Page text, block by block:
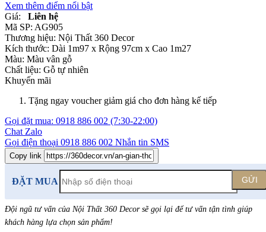
Xem thêm điểm nổi bật
Giá:
Liên hệ
Mã SP: AG905
Thương hiệu: Nội Thất 360 Decor
Kích thước: Dài 1m97 x Rộng 97cm x Cao 1m27
Màu: Màu vân gỗ
Chất liệu: Gỗ tự nhiên
Khuyến mãi
Tặng ngay voucher giảm giá cho đơn hàng kế tiếp
Gọi đặt mua: 0918 886 002 (7:30-22:00)
Chat Zalo
Gọi điện thoại 0918 886 002 Nhắn tin SMS
Copy link
ĐẶT MUA GỬI
Đội ngũ tư vấn của Nội Thất 360 Decor sẽ gọi lại để tư vấn tận tình giúp
khách hàng lựa chọn sản phẩm!